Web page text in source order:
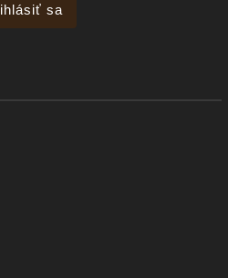
sa